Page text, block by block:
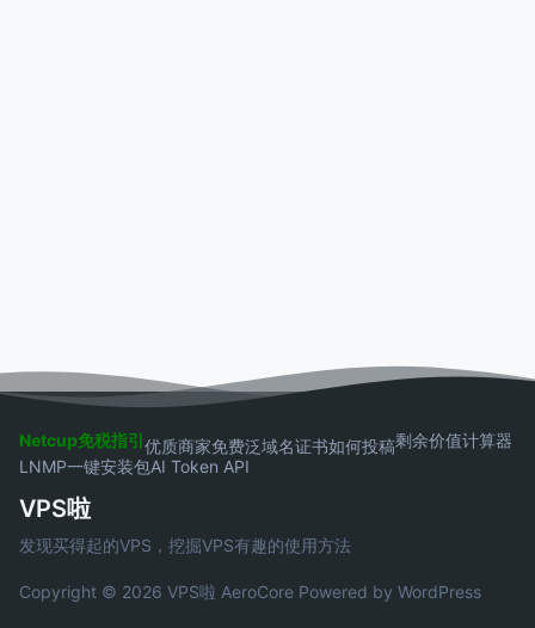
Netcup免税指引优质商家免费泛域名证书如何投稿剩余价值计算器
LNMP一键安装包AI Token API
VPS啦
发现买得起的VPS，挖掘VPS有趣的使用方法
Copyright © 2026 VPS啦 AeroCore Powered by WordPress